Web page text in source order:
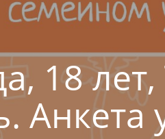
18 лет,
Анкета